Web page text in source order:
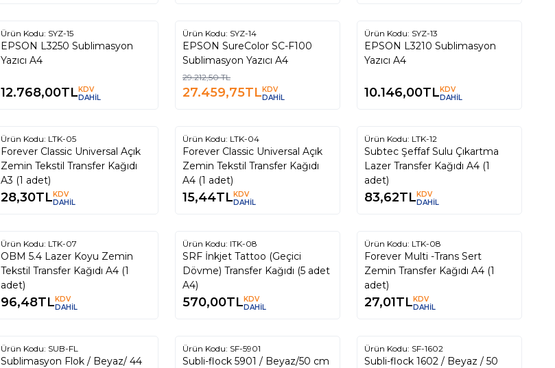
Ürün Kodu: SYZ-15
EPSON L3250 Sublimasyon
Yazıcı A4
12.768,00TLKDV
DAHİL
%
6
Ürün Kodu: SYZ-14
EPSON SureColor SC-F100
Sublimasyon Yazıcı A4
29.212,50TL
27.459,75TLKDV
DAHİL
Ürün Kodu: SYZ-13
EPSON L3210 Sublimasyon
Yazıcı A4
10.146,00TLKDV
DAHİL
Ürün Kodu: LTK-05
Forever Classic Universal Açık
Zemin Tekstil Transfer Kağıdı
A3 (1 adet)
28,30TLKDV
DAHİL
Ürün Kodu: LTK-04
Forever Classic Universal Açık
Zemin Tekstil Transfer Kağıdı
A4 (1 adet)
15,44TLKDV
DAHİL
Ürün Kodu: LTK-12
Subtec Şeffaf Sulu Çıkartma
Lazer Transfer Kağıdı A4 (1
adet)
83,62TLKDV
DAHİL
Ürün Kodu: LTK-07
OBM 5.4 Lazer Koyu Zemin
Tekstil Transfer Kağıdı A4 (1
adet)
96,48TLKDV
DAHİL
Ürün Kodu: ITK-08
SRF İnkjet Tattoo (Geçici
Dövme) Transfer Kağıdı (5 adet
A4)
570,00TLKDV
DAHİL
Ürün Kodu: LTK-08
Forever Multi -Trans Sert
Zemin Transfer Kağıdı A4 (1
adet)
27,01TLKDV
DAHİL
Ürün Kodu: SUB-FL
Sublimasyon Flok / Beyaz/ 44
Ürün Kodu: SF-5901
Subli-flock 5901 / Beyaz/50 cm
Ürün Kodu: SF-1602
Subli-flock 1602 / Beyaz / 50